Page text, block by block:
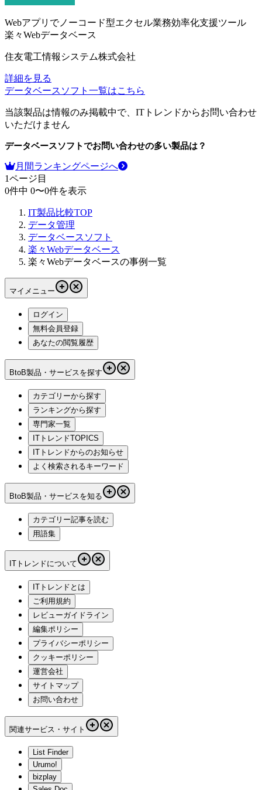
Webアプリでノーコード型エクセル業務効率化支援ツール
楽々Webデータベース
住友電工情報システム株式会社
詳細を見る
データベースソフト 一覧はこちら
当該製品は情報のみ掲載中で、ITトレンドからお問い合わせ
いただけません
データベースソフトでお問い合わせの多い製品は？
月間ランキングページへ
1ページ目
0件中 0〜0件を表示
IT製品比較TOP
データ管理
データベースソフト
楽々Webデータベース
楽々Webデータベースの事例一覧
マイメニュー
ログイン
無料会員登録
あなたの閲覧履歴
BtoB製品・サービスを探す
カテゴリーから探す
ランキングから探す
専門家一覧
ITトレンドTOPICS
ITトレンドからのお知らせ
よく検索されるキーワード
BtoB製品・サービスを知る
カテゴリー記事を読む
用語集
ITトレンドについて
ITトレンドとは
ご利用規約
レビューガイドライン
編集ポリシー
プライバシーポリシー
クッキーポリシー
運営会社
サイトマップ
お問い合わせ
関連サービス・サイト
List Finder
Urumo!
bizplay